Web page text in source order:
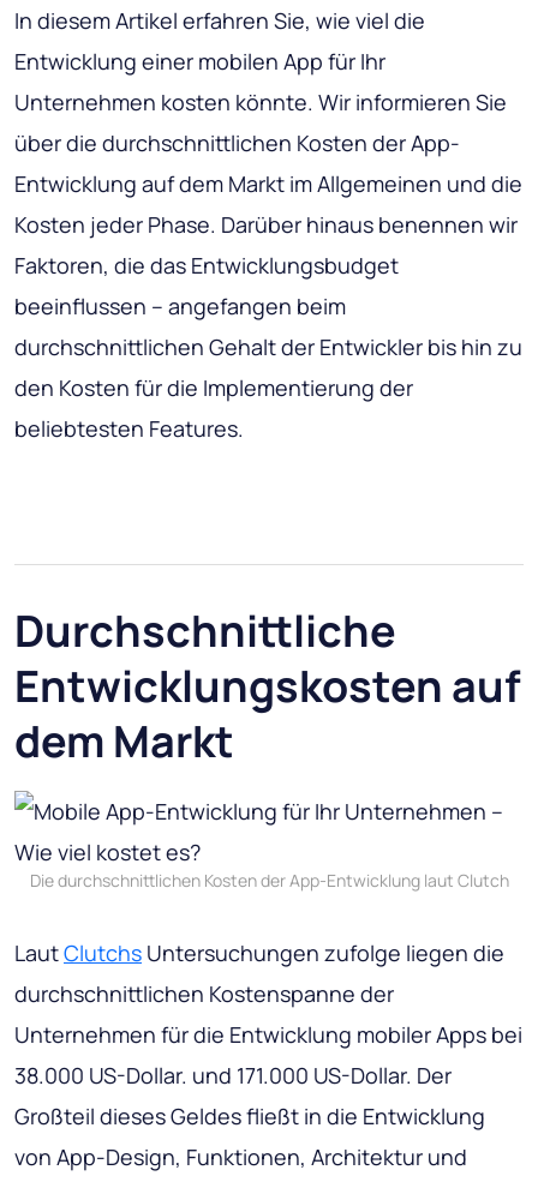
In diesem Artikel erfahren Sie, wie viel die
Entwicklung einer mobilen App für Ihr
Unternehmen kosten könnte. Wir informieren Sie
über die durchschnittlichen Kosten der App-
Entwicklung auf dem Markt im Allgemeinen und die
Kosten jeder Phase. Darüber hinaus benennen wir
Faktoren, die das Entwicklungsbudget
beeinflussen – angefangen beim
durchschnittlichen Gehalt der Entwickler bis hin zu
den Kosten für die Implementierung der
beliebtesten Features.
Durchschnittliche
Entwicklungskosten auf
dem Markt
Die durchschnittlichen Kosten der App-Entwicklung laut Clutch
LautClutchs Untersuchungen zufolge liegen die
durchschnittlichen Kostenspanne der
Unternehmen für die Entwicklung mobiler Apps bei
38.000 US-Dollar. und 171.000 US-Dollar. Der
Großteil dieses Geldes fließt in die Entwicklung
von App-Design, Funktionen, Architektur und